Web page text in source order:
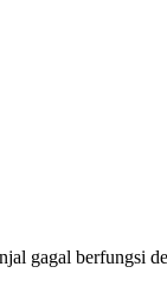
gagal berfungsi